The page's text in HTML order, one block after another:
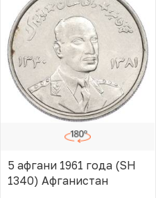
5 афгани 1961 года (SH
1340) Афганистан